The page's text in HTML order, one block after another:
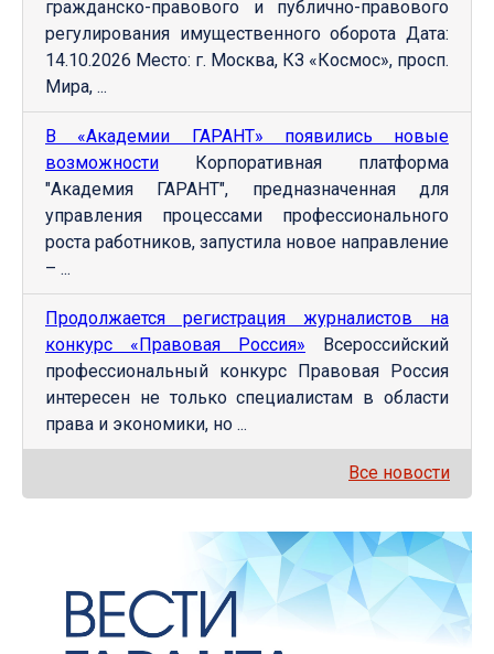
гражданско-правового и публично-правового
регулирования имущественного оборота Дата:
14.10.2026 Место: г. Москва, КЗ «Космос», просп.
Мира, ...
В «Академии ГАРАНТ» появились новые
возможности Корпоративная платформа
"Академия ГАРАНТ", предназначенная для
управления процессами профессионального
роста работников, запустила новое направление
– ...
Продолжается регистрация журналистов на
конкурс «Правовая Россия» Всероссийский
профессиональный конкурс Правовая Россия
интересен не только специалистам в области
права и экономики, но ...
Все новости